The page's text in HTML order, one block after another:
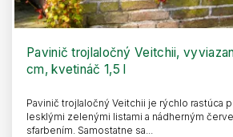
Pavinič trojlaločný Veitchii,
cm, kvetináč 1,5 l
Pavinič trojlaločný Veitchii je rýchlo rastúca
lesklými zelenými listami a nádherným
sfarbením. Samostatne sa...